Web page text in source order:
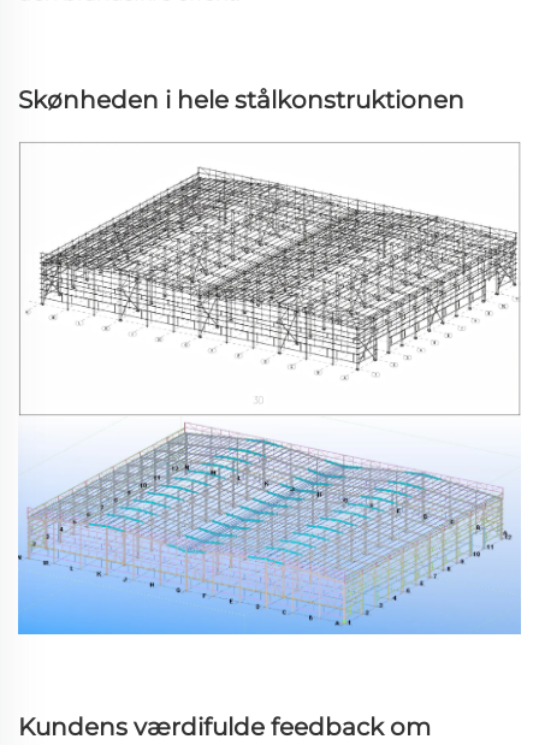
Skønheden i hele stålkonstruktionen
Kundens værdifulde feedback om